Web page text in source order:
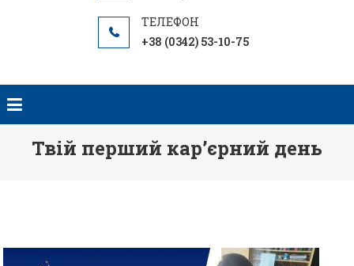
+38 (0342) 53-10-75
Твій перший кар’єрний день